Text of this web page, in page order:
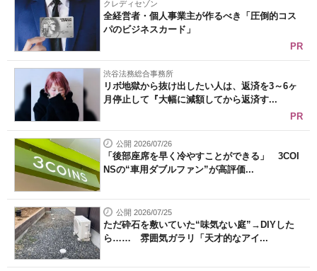
クレディセゾン
全経営者・個人事業主が作るべき「圧倒的コス
パのビジネスカード」
PR
渋谷法務総合事務所
リボ地獄から抜け出したい人は、返済を3～6ヶ
月停止して『大幅に減額してから返済す...
PR
公開 2026/07/26
「後部座席を早く冷やすことができる」 3COI
NSの“車用ダブルファン”が高評価...
公開 2026/07/25
ただ砕石を敷いていた“味気ない庭”→DIYした
ら…… 雰囲気ガラリ「天才的なアイ...